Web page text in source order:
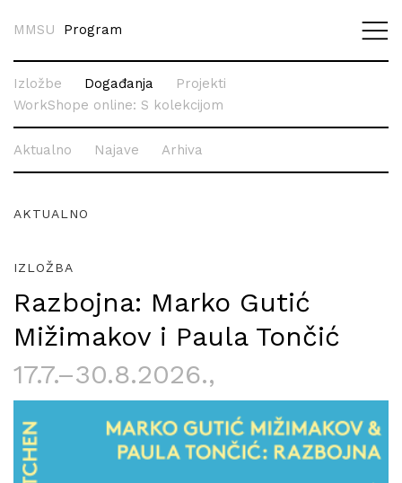
MMSU Program
Izložbe Događanja
Projekti
WorkShope online: S kolekcijom
Aktualno Najave Arhiva
AKTUALNO
IZLOŽBA
Razbojna: Marko Gutić
Mižimakov i Paula Tončić
17.7.–30.8.2026.,